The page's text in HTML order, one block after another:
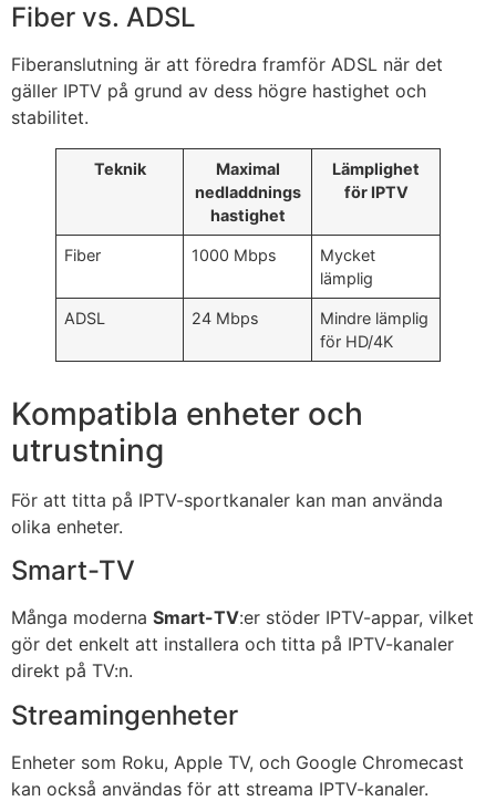
Fiber vs. ADSL
Fiberanslutning är att föredra framför ADSL när det
gäller IPTV på grund av dess högre hastighet och
stabilitet.
Teknik
Maximal
nedladdnings
hastighet
Lämplighet
för IPTV
Fiber 1000 Mbps
Mycket
lämplig
ADSL 24 Mbps
Mindre lämplig
för HD/4K
Kompatibla enheter och
utrustning
För att titta på IPTV-sportkanaler kan man använda
olika enheter.
Smart-TV
Många moderna Smart-TV:er stöder IPTV-appar, vilket
gör det enkelt att installera och titta på IPTV-kanaler
direkt på TV:n.
Streamingenheter
Enheter som Roku, Apple TV, och Google Chromecast
kan också användas för att streama IPTV-kanaler.